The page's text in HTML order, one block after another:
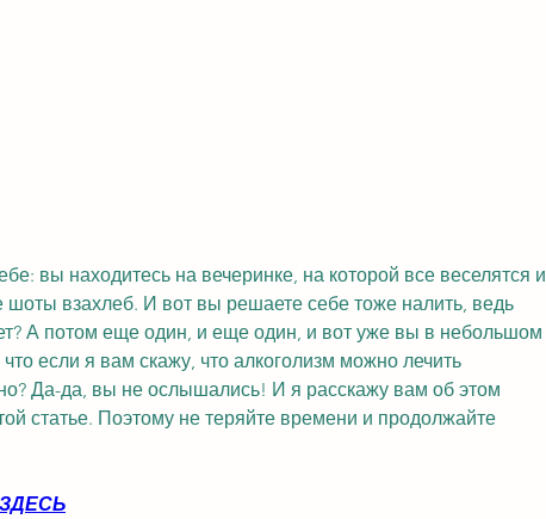
вы находитесь на вечеринке, на которой все веселятся и
шоты взахлеб. И вот вы решаете себе тоже налить, ведь
А потом еще один, и еще один, и вот уже вы в небольшом
если я вам скажу, что алкоголизм можно лечить
Да-да, вы не ослышались! И я расскажу вам об этом
статье. Поэтому не теряйте времени и продолжайте